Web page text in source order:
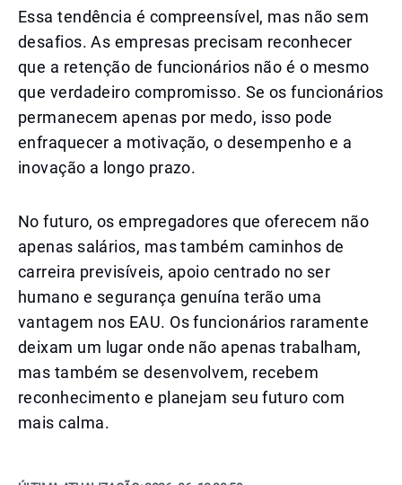
Essa tendência é compreensível, mas não sem
desafios. As empresas precisam reconhecer
que a retenção de funcionários não é o mesmo
que verdadeiro compromisso. Se os funcionários
permanecem apenas por medo, isso pode
enfraquecer a motivação, o desempenho e a
inovação a longo prazo.
No futuro, os empregadores que oferecem não
apenas salários, mas também caminhos de
carreira previsíveis, apoio centrado no ser
humano e segurança genuína terão uma
vantagem nos EAU. Os funcionários raramente
deixam um lugar onde não apenas trabalham,
mas também se desenvolvem, recebem
reconhecimento e planejam seu futuro com
mais calma.